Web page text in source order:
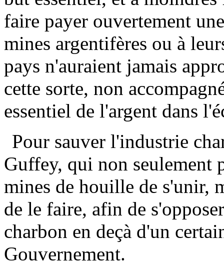
faire payer ouvertement
mines argentifères ou à
pays n'auraient jamais
cette sorte, non
essentiel de l'argent dans
Pour sauver l'industrie
Guffey, qui non seulement
mines de houille de s'unir,
de le faire, afin de
charbon en deçà d'un
Gouvernement.